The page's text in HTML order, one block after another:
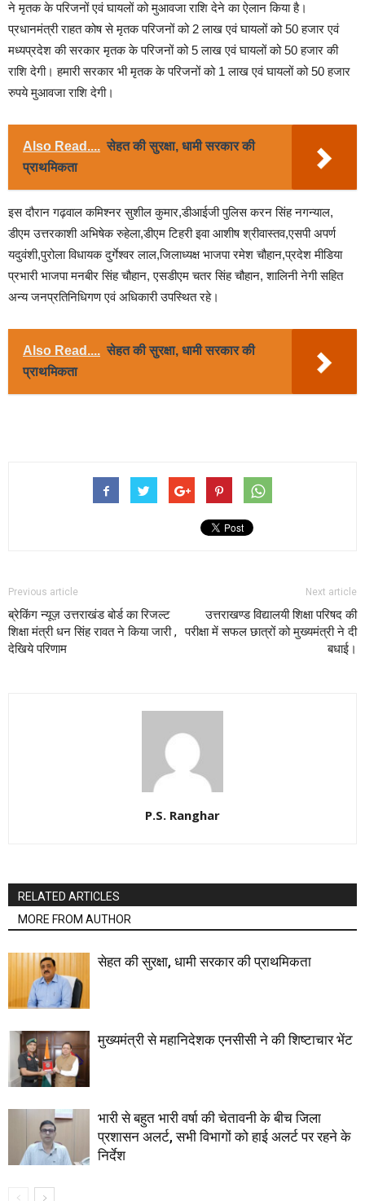
ने मृतक के परिजनों एवं घायलों को मुआवजा राशि देने का ऐलान किया है।
प्रधानमंत्री राहत कोष से मृतक परिजनों को 2 लाख एवं घायलों को 50 हजार एवं
मध्यप्रदेश की सरकार मृतक के परिजनों को 5 लाख एवं घायलों को 50 हजार की
राशि देगी। हमारी सरकार भी मृतक के परिजनों को 1 लाख एवं घायलों को 50 हजार
रुपये मुआवजा राशि देगी।
Also Read.... सेहत की सुरक्षा, धामी सरकार की
प्राथमिकता
इस दौरान गढ़वाल कमिश्नर सुशील कुमार,डीआईजी पुलिस करन सिंह नगन्याल,
डीएम उत्तरकाशी अभिषेक रुहेला,डीएम टिहरी इवा आशीष श्रीवास्तव,एसपी अपर्ण
यदुवंशी,पुरोला विधायक दुर्गेश्वर लाल,जिलाध्यक्ष भाजपा रमेश चौहान,प्रदेश मीडिया
प्रभारी भाजपा मनबीर सिंह चौहान, एसडीएम चतर सिंह चौहान, शालिनी नेगी सहित
अन्य जनप्रतिनिधिगण एवं अधिकारी उपस्थित रहे।
Also Read.... सेहत की सुरक्षा, धामी सरकार की
प्राथमिकता
Previous article
ब्रेकिंग न्यूज़ उत्तराखंड बोर्ड का रिजल्ट
शिक्षा मंत्री धन सिंह रावत ने किया जारी ,
देखिये परिणाम
Next article
उत्तराखण्ड विद्यालयी शिक्षा परिषद की
परीक्षा में सफल छात्रों को मुख्यमंत्री ने दी
बधाई।
P.S. Ranghar
RELATED ARTICLES
MORE FROM AUTHOR
सेहत की सुरक्षा, धामी सरकार की प्राथमिकता
मुख्यमंत्री से महानिदेशक एनसीसी ने की शिष्टाचार भेंट
भारी से बहुत भारी वर्षा की चेतावनी के बीच जिला
प्रशासन अलर्ट, सभी विभागों को हाई अलर्ट पर रहने के
निर्देश